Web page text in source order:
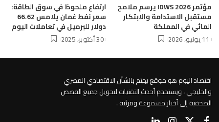
مؤتمر IDWS 2026 يرسم ملامح
مستقبل الاستدامة والابتكار
المائي في المملكة
11 يونيو، 2026
ارتفاع ملحوظ في سوق الطاقة:
سعر نفط عُمان يلامس 66.62
دولار للبرميل في تعاملات اليوم
30 أكتوبر، 2025
اقتصاد اليوم هو موقع يهتم بالشأن الاقتصادي المصري
والخليجي ، ويستخدم أحدث التقنيات لتحويل جميع القصص
الصحفية إلى أخبار مسموعة ومرئية .